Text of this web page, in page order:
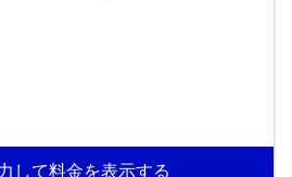
して料金を表示する